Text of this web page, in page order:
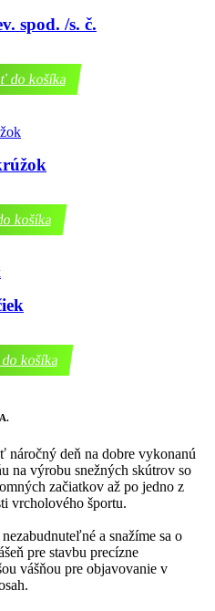
spod. /s. č.
do košíka
košíka
košíka
deň na dobre vykonanú
na výrobu snežných skútrov so
začiatkov až po jedno z
vrcholového športu.
a snažíme sa o
pre stavbu precízne
vášňou pre objavovanie v